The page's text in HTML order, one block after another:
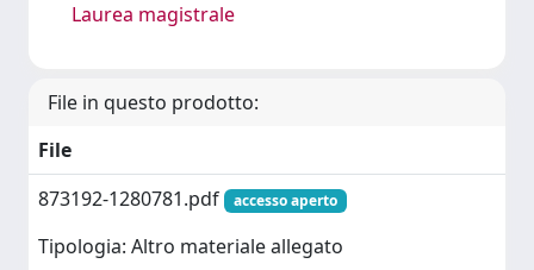
Laurea magistrale
File in questo prodotto:
File
873192-1280781.pdf
accesso aperto
Tipologia: Altro materiale allegato